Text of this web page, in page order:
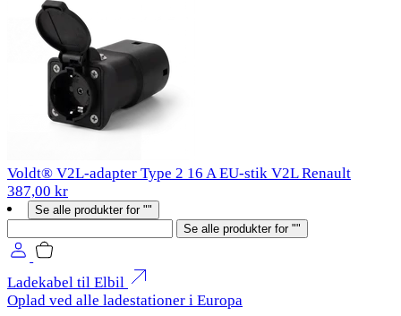
Voldt® V2L-adapter Type 2 16 A EU-stik V2L Renault
387,00 kr
Se alle produkter for ""
Se alle produkter for ""
Ladekabel til Elbil
Oplad ved alle ladestationer i Europa